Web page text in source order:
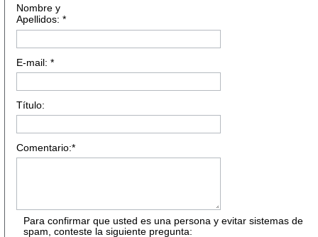
Nombre y
Apellidos: *
E-mail: *
Título:
Comentario:*
Para confirmar que usted es una persona y evitar sistemas de
spam, conteste la siguiente pregunta: